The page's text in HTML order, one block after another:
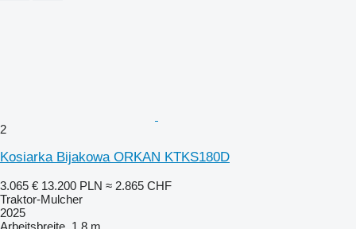
2
Kosiarka Bijakowa ORKAN KTKS180D
3.065 € 13.200 PLN ≈ 2.865 CHF
Traktor-Mulcher
2025